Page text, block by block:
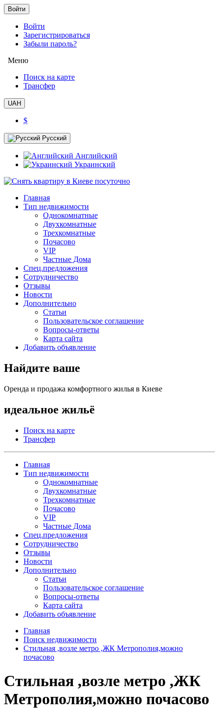
Войти
Войти
Зарегистрироваться
Забыли пароль?
Меню
Поиск на карте
Трансфер
UAH
$
Русский
Английский
Украинский
Главная
Тип недвижимости
Однокомнатные
Двухкомнатные
Трехкомнатные
Почасово
VIP
Частные Дома
Спец.предложения
Сотрудничество
Отзывы
Новости
Дополнительно
Статьи
Пользовательское соглашение
Вопросы-ответы
Карта сайта
Добавить объявление
Найдите ваше
Оренда и продажа комфортного жилья в Киеве
идеальное жильё
Поиск на карте
Трансфер
Главная
Тип недвижимости
Однокомнатные
Двухкомнатные
Трехкомнатные
Почасово
VIP
Частные Дома
Спец.предложения
Сотрудничество
Отзывы
Новости
Дополнительно
Статьи
Пользовательское соглашение
Вопросы-ответы
Карта сайта
Добавить объявление
Главная
Поиск недвижимости
Стильная ,возле метро ,ЖК Метрополия,можно
почасово
Стильная ,возле метро ,ЖК
Метрополия,можно почасово